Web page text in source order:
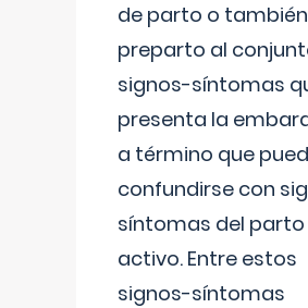
de parto o también
preparto al
signos-síntomas
presenta la
a término que
confundirse con
síntomas del parto
activo. Entre estos
signos-síntomas